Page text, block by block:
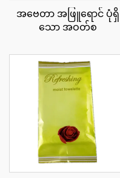
အဗေတာ အဖြူရောင် ပုံရှိ
သော အဝတ်စ